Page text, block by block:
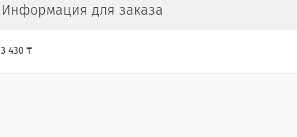
Информация для заказа
3 430 ₸